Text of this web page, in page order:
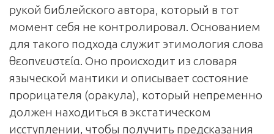
рукой биб­лейского автора, который в тот
момент себя не контролировал. Основанием
для такого подхода служит этимология слова
θεοπνευστεία. Оно происходит из словаря
языческой мантики и описывает состояние
прорицателя (оракула), который непременно
должен находиться в экстатическом
исступлении, чтобы получить предсказания